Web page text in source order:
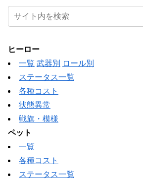
ヒーロー
一覧 武器別
ロール別
ステータス一覧
各種コスト
状態異常
戦旗・模様
ペット
一覧
各種コスト
ステータス一覧